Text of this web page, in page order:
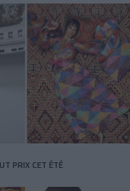
PRIX CET ÉTÉ